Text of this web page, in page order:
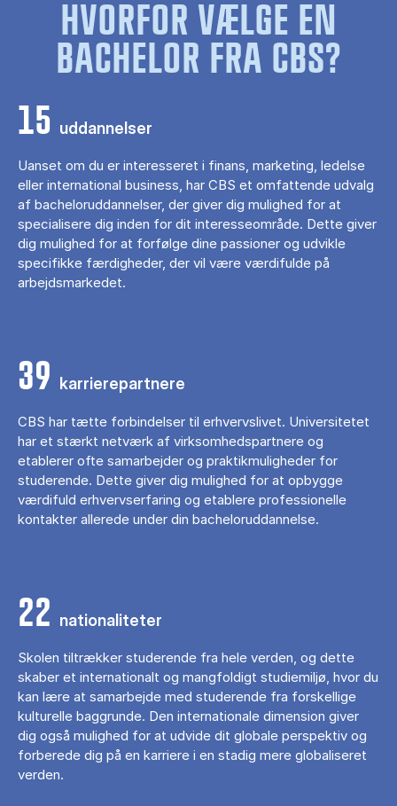
HVORFOR VÆLGE EN
BACHELOR FRA CBS?
15 uddannelser
Uanset om du er interesseret i finans, marketing, ledelse
eller international business, har CBS et omfattende udvalg
af bacheloruddannelser, der giver dig mulighed for at
specialisere dig inden for dit interesseområde. Dette giver
dig mulighed for at forfølge dine passioner og udvikle
specifikke færdigheder, der vil være værdifulde på
arbejdsmarkedet.
39 karrierepartnere
CBS har tætte forbindelser til erhvervslivet. Universitetet
har et stærkt netværk af virksomhedspartnere og
etablerer ofte samarbejder og praktikmuligheder for
studerende. Dette giver dig mulighed for at opbygge
værdifuld erhvervserfaring og etablere professionelle
kontakter allerede under din bacheloruddannelse.
22 nationaliteter
Skolen tiltrækker studerende fra hele verden, og dette
skaber et internationalt og mangfoldigt studiemiljø, hvor du
kan lære at samarbejde med studerende fra forskellige
kulturelle baggrunde. Den internationale dimension giver
dig også mulighed for at udvide dit globale perspektiv og
forberede dig på en karriere i en stadig mere globaliseret
verden.